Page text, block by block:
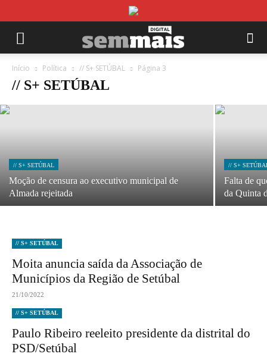
Início Política // S+ SETÚBAL Página 3
// S+ SETÚBAL
Câmara de Setúbal vai pedir parecer sobre
substituição de Dores Meira
22/07/2026
// S+ SETÚBAL
Moção de censura ao executivo municipal de
Almada rejeitada
// S+
Falta de
da Quinta
// S+ SETÚBAL
Moita anuncia saída da Associação de
Municípios da Região de Setúbal
21/10/2022
// S+ SETÚBAL
Paulo Ribeiro reeleito presidente da distrital do
PSD/Setúbal